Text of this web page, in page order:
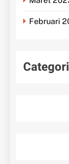
Februari